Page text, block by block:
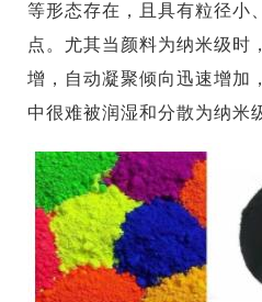
等形态存在，且具有粒径小
点。尤其当颜料为纳米级时
增，自动凝聚倾向迅速增加
中很难被润湿和分散为纳米